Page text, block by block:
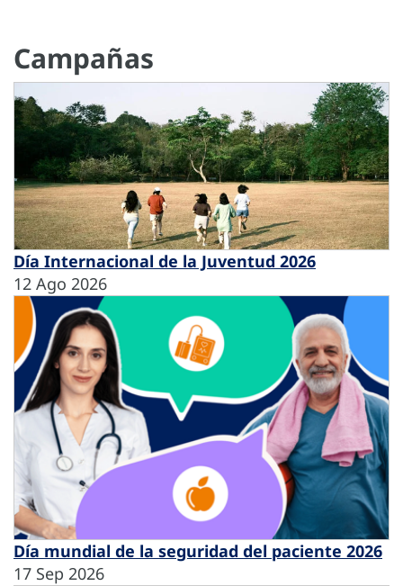
Campañas
Día Internacional de la Juventud 2026
12 Ago 2026
Día mundial de la seguridad del paciente 2026
17 Sep 2026